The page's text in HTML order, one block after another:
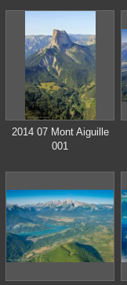
2014 07 Mont Aiguille
001